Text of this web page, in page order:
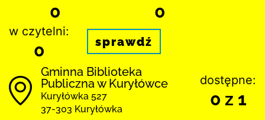
0 0
w czytelni:
0 sprawdź
Gminna Biblioteka
Publiczna w Kuryłówce
Kuryłówka 527
37-303 Kuryłówka
dostępne:
0 z 1